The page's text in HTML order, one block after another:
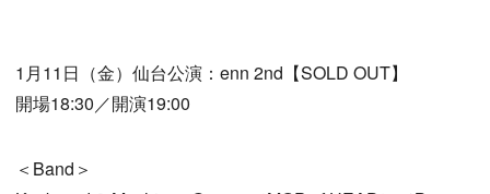
1月11日（金）仙台公演：enn 2nd【SOLD OUT】
開場18:30／開演19:00
＜Band＞